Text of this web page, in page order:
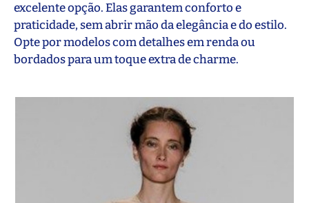
excelente opção. Elas garantem conforto e
praticidade, sem abrir mão da elegância e do estilo.
Opte por modelos com detalhes em renda ou
bordados para um toque extra de charme.